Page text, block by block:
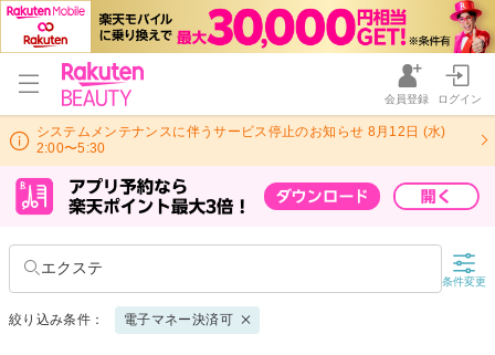
会員登録 ログイン
システムメンテナンスに伴うサービス停止のお知らせ 8月12日 (水)
2:00〜5:30
エクステ
条件変更
絞り込み条件： 電子マネー決済可